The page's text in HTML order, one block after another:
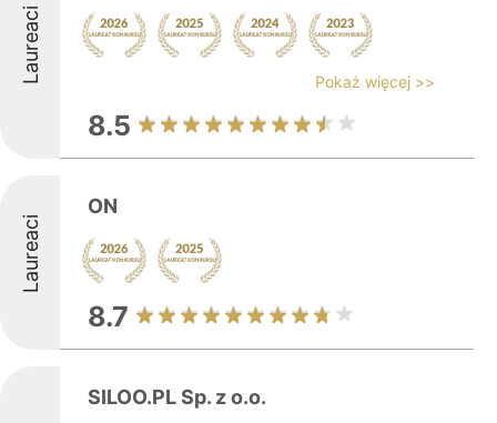
Laureaci Pokaż więcej >>
8.5
Laureaci
ON
8.7
SILOO.PL Sp. z o.o.